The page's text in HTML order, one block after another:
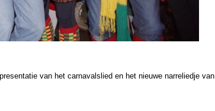
van het carnavalslied en het nieuwe narreliedje van